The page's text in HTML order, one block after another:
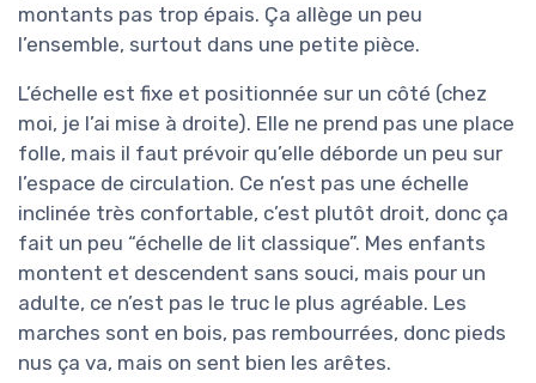
montants pas trop épais. Ça allège un peu
l’ensemble, surtout dans une petite pièce.
L’échelle est fixe et positionnée sur un côté (chez
moi, je l’ai mise à droite). Elle ne prend pas une place
folle, mais il faut prévoir qu’elle déborde un peu sur
l’espace de circulation. Ce n’est pas une échelle
inclinée très confortable, c’est plutôt droit, donc ça
fait un peu “échelle de lit classique”. Mes enfants
montent et descendent sans souci, mais pour un
adulte, ce n’est pas le truc le plus agréable. Les
marches sont en bois, pas rembourrées, donc pieds
nus ça va, mais on sent bien les arêtes.